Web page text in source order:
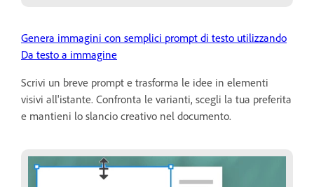
Genera immagini con semplici prompt di testo utilizzando
Da testo a immagine
Scrivi un breve prompt e trasforma le idee in elementi
visivi all'istante. Confronta le varianti, scegli la tua preferita
e mantieni lo slancio creativo nel documento.